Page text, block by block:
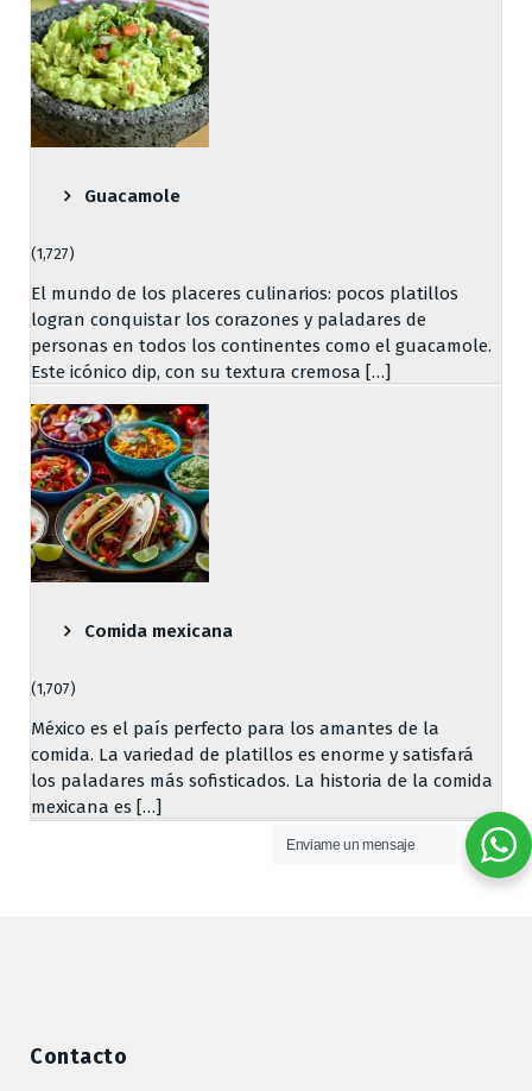
Guacamole
(1,727)
El mundo de los placeres culinarios: pocos platillos
logran conquistar los corazones y paladares de
personas en todos los continentes como el guacamole.
Este icónico dip, con su textura cremosa […]
Comida mexicana
(1,707)
México es el país perfecto para los amantes de la
comida. La variedad de platillos es enorme y satisfará
los paladares más sofisticados. La historia de la comida
mexicana es […]
Contacto
Enviame un mensaje